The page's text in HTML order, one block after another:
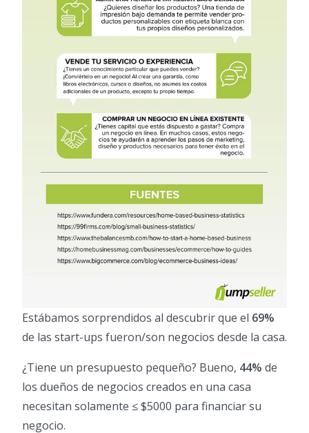
Estábamos sorprendidos al descubrir que el 69%
de las start-ups fueron/son negocios desde la casa.
¿Tiene un presupuesto pequeño? Bueno, 44% de
los dueños de negocios creados en una casa
necesitan solamente ≤ $5000 para financiar su
negocio.